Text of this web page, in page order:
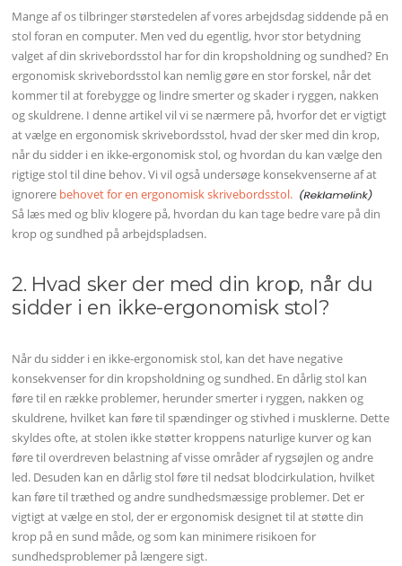
Mange af os tilbringer størstedelen af vores arbejdsdag siddende på en
stol foran en computer. Men ved du egentlig, hvor stor betydning
valget af din skrivebordsstol har for din kropsholdning og sundhed? En
ergonomisk skrivebordsstol kan nemlig gøre en stor forskel, når det
kommer til at forebygge og lindre smerter og skader i ryggen, nakken
og skuldrene. I denne artikel vil vi se nærmere på, hvorfor det er vigtigt
at vælge en ergonomisk skrivebordsstol, hvad der sker med din krop,
når du sidder i en ikke-ergonomisk stol, og hvordan du kan vælge den
rigtige stol til dine behov. Vi vil også undersøge konsekvenserne af at
ignorere behovet for en ergonomisk skrivebordsstol.
Så læs med og bliv klogere på, hvordan du kan tage bedre vare på din
krop og sundhed på arbejdspladsen.
2. Hvad sker der med din krop, når du
sidder i en ikke-ergonomisk stol?
Når du sidder i en ikke-ergonomisk stol, kan det have negative
konsekvenser for din kropsholdning og sundhed. En dårlig stol kan
føre til en række problemer, herunder smerter i ryggen, nakken og
skuldrene, hvilket kan føre til spændinger og stivhed i musklerne. Dette
skyldes ofte, at stolen ikke støtter kroppens naturlige kurver og kan
føre til overdreven belastning af visse områder af rygsøjlen og andre
led. Desuden kan en dårlig stol føre til nedsat blodcirkulation, hvilket
kan føre til træthed og andre sundhedsmæssige problemer. Det er
vigtigt at vælge en stol, der er ergonomisk designet til at støtte din
krop på en sund måde, og som kan minimere risikoen for
sundhedsproblemer på længere sigt.